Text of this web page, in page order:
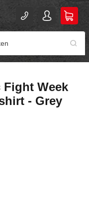
Fight Week
- Grey